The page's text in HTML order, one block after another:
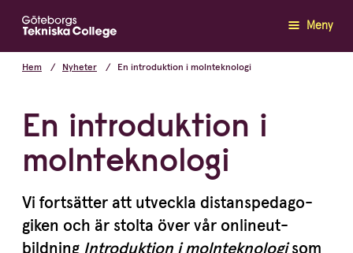
Meny
Hem Nyheter En introduktion i molntek­no­logi
En introduktion i
molntek­no­logi
Vi fortsätter att utveckla distanspe­da­go­
giken och är stolta över vår online­ut­
bildning Intro­duktion i molntek­nologisom